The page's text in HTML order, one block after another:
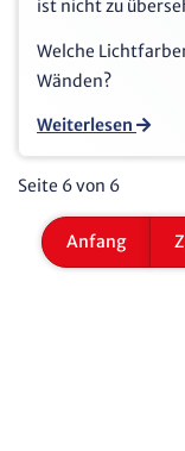
ist nicht zu
Welche
Wänden?
Weiterlesen
Seite 6 von 6
Anfang